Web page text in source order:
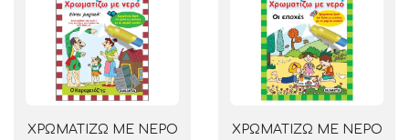
ΧΡΩΜΑΤΙΖΩ ΜΕ ΝΕΡΟ
ΧΡΩΜΑΤΙΖΩ ΜΕ ΝΕΡΟ